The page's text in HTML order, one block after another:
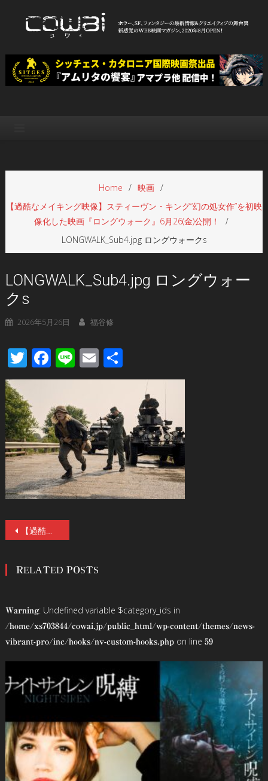
WEB映画マガジン「cowai コ
ワイ」
Home
映画
【過酷なメイキング映像】スティーヴン・キング“幻の処女作”を初映
像化した映画『ロングウォーク』6月26(金)公開！
LONGWALK_Sub4.jpg ロングウォークs
LONGWALK_Sub4.jpg ロングウォー
クs
2026年5月26日 福谷修
TwitterFacebook
LineEmail
有
投
ナ
ゲ
ー
シ
ョ
ン
【過酷なメイキング映像】スティーヴン・キング“幻の処女作”を初映像化した映画『ロングウォーク』6月26(金)公開！
RELATED POSTS
Warning: Undefined variable $category_ids in
/home/xs703844/cowai.jp/public_html/wp-content/themes/news-
vibrant-pro/inc/hooks/nv-custom-hooks.phpon line 59